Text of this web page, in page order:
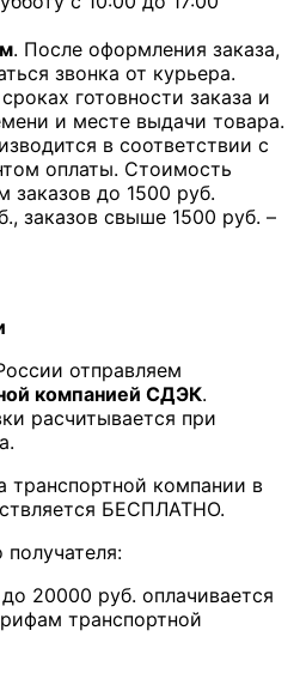
. После оформления заказа,
звонка от курьера.
готовности заказа и
и месте выдачи товара.
в соответствии с
оплаты. Стоимость
заказов до 1500 руб.
заказов свыше 1500 руб. –
отправляем
компанией СДЭК.
расчитывается при
транспортной компании в
БЕСПЛАТНО.
20000 руб. оплачивается
транспортной